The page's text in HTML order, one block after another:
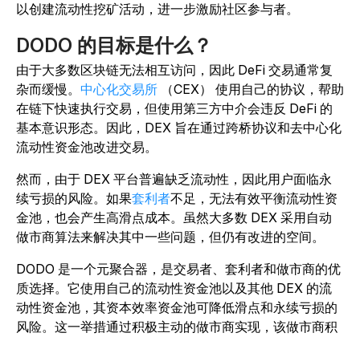
以创建流动性挖矿活动，进一步激励社区参与者。
DODO 的目标是什么？
由于大多数区块链无法相互访问，因此 DeFi 交易通常复
杂而缓慢。 中心化交易所 （CEX） 使用自己的协议，帮助
在链下快速执行交易，但使用第三方中介会违反 DeFi 的
基本意识形态。因此，DEX 旨在通过跨桥协议和去中心化
流动性资金池改进交易。
然而，由于 DEX 平台普遍缺乏流动性，因此用户面临永
续亏损的风险。如果套利者不足，无法有效平衡流动性资
金池，也会产生高滑点成本。虽然大多数 DEX 采用自动
做市商算法来解决其中一些问题，但仍有改进的空间。
DODO 是一个元聚合器，是交易者、套利者和做市商的优
质选择。它使用自己的流动性资金池以及其他 DEX 的流
动性资金池，其资本效率资金池可降低滑点和永续亏损的
风险。这一举措通过积极主动的做市商实现，该做市商积